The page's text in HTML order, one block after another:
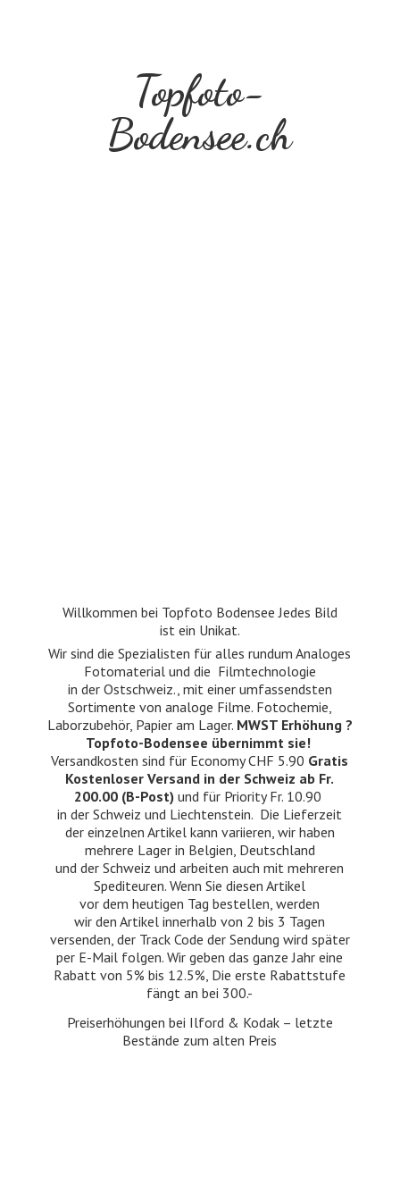
Topfoto-
Bodensee.ch
Willkommen bei Topfoto Bodensee Jedes Bild
ist ein Unikat.
Wir sind die Spezialisten für alles rundum Analoges
Fotomaterial und die Filmtechnologie
in der Ostschweiz., mit einer umfassendsten
Sortimente von analoge Filme. Fotochemie,
Laborzubehör, Papier am Lager. MWST Erhöhung ?
Topfoto-Bodensee übernimmt sie!
Versandkosten sind für Economy CHF 5.90 Gratis
Kostenloser Versand in der Schweiz ab Fr.
200.00 (B-Post) und für Priority Fr. 10.90
in der Schweiz und Liechtenstein. Die Lieferzeit
der einzelnen Artikel kann variieren, wir haben
mehrere Lager in Belgien, Deutschland
und der Schweiz und arbeiten auch mit mehreren
Spediteuren. Wenn Sie diesen Artikel
vor dem heutigen Tag bestellen, werden
wir den Artikel innerhalb von 2 bis 3 Tagen
versenden, der Track Code der Sendung wird später
per E-Mail folgen. Wir geben das ganze Jahr eine
Rabatt von 5% bis 12.5%, Die erste Rabattstufe
fängt an bei 300.-
Preiserhöhungen bei Ilford & Kodak – letzte
Bestände zumalten Preis